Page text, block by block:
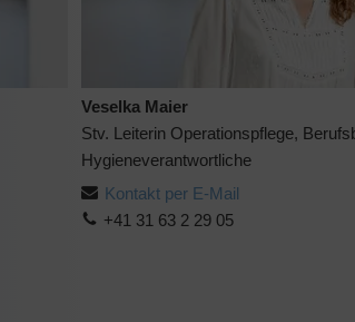
Veselka Maier
Stv. Leiterin Operationspflege,
Hygieneverantwortliche
Kontakt per E-Mail
+41 31 63 2 29 05